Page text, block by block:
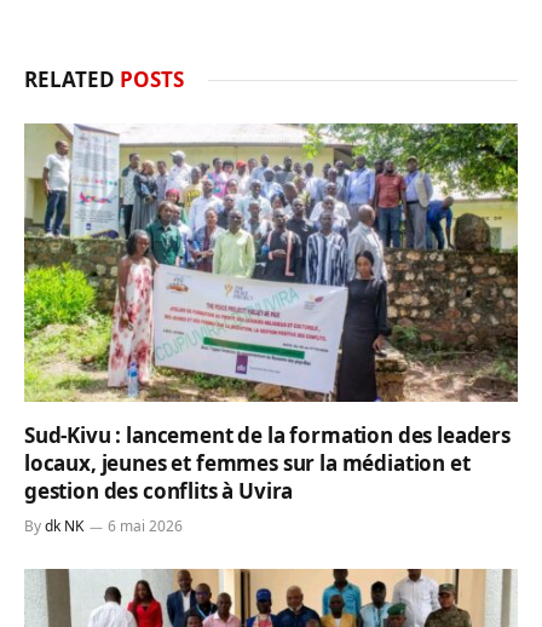
RELATED POSTS
Sud-Kivu : lancement de la formation des leaders
locaux, jeunes et femmes sur la médiation et
gestion des conflits à Uvira
Bydk NK 6 mai 2026